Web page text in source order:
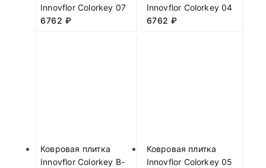
Innovflor Colorkey 07
6762 ₽
Innovflor Colorkey 04
6762 ₽
Ковровая плитка
Innovflor Colorkey B-
Ковровая плитка
Innovflor Colorkey 05